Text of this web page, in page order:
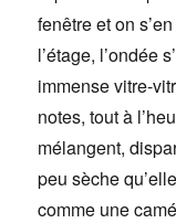
fenêtre et on
l’étage, l’ondée
immense vitre-
notes, tout à
mélangent,
peu sèche
comme une